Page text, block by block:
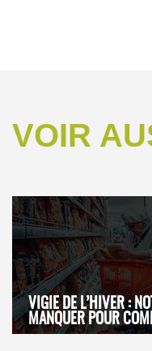
VOIR
VIGIE DE L’HIVER :
MANQUER POUR